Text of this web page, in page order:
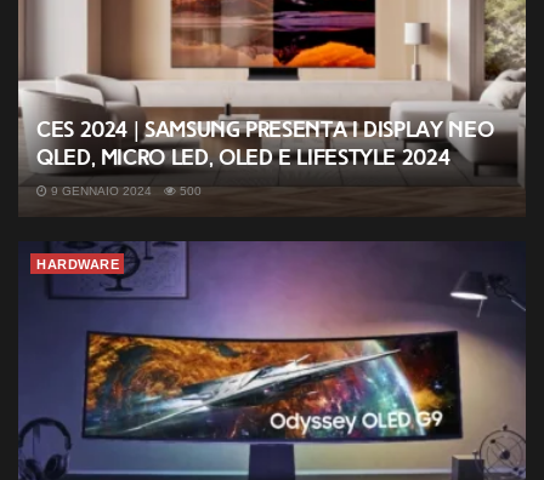
CES 2024 | Samsung presenta i display Neo
QLED, MICRO LED, OLED e Lifestyle 2024
9 GENNAIO 2024 500
HARDWARE